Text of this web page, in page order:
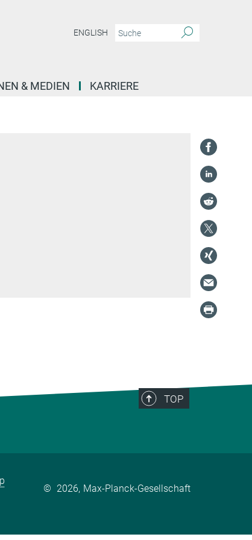
ENGLISH
& MEDIEN KARRIERE
TOP
© 2026, Max-Planck-Gesellschaft